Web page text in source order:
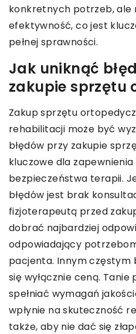
konkretnych potrzeb, ale
efektywność, co jest
pełnej sprawności.
Jak uniknąć
zakupie sprzętu
Zakup sprzętu
rehabilitacji może być
błędów przy zakupie
kluczowe dla
bezpieczeństwa terapii.
błędów jest brak
fizjoterapeutą przed
dobrać najbardziej
odpowiadający
pacjenta. Innym częstym
się wyłącznie ceną.
spełniać wymagań
wpłynie na skuteczność
także, aby nie dać się